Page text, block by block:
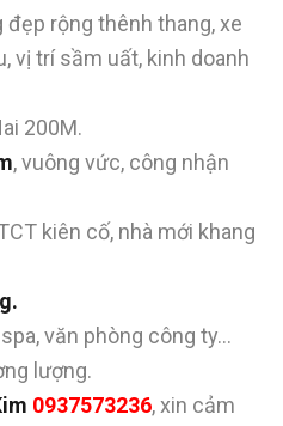
đẹp rộng thênh thang, xe
vị trí sầm uất, kinh doanh
200M.
, vuông vức, công nhận
kiên cố, nhà mới khang
văn phòng công ty…
lượng.
0937573236, xin cảm